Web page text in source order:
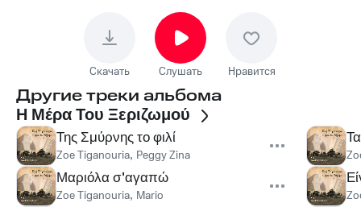
Скачать Слушать Нравится
Другие треки альбома
Η Μέρα Του Ξεριζωμού
Της Σμύρνης το φιλί
Zoe Tiganouria, Peggy Zina
Μαριόλα σ'αγαπώ
Zoe Tiganouria, Mario